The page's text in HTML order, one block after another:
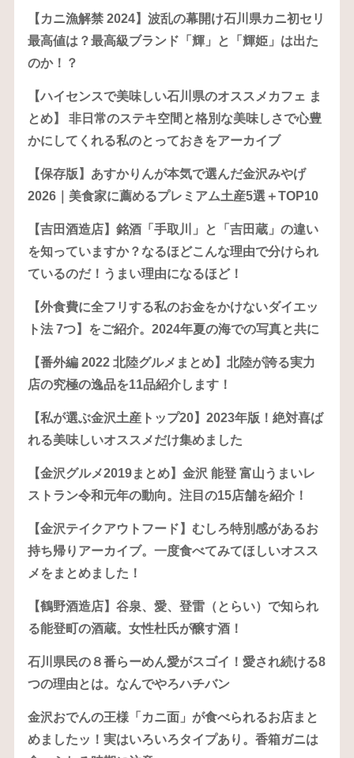
【カニ漁解禁 2024】波乱の幕開け石川県カニ初セリ
最高値は？最高級ブランド「輝」と「輝姫」は出た
のか！？
【ハイセンスで美味しい石川県のオススメカフェ ま
とめ】 非日常のステキ空間と格別な美味しさで心豊
かにしてくれる私のとっておきをアーカイブ
【保存版】あすかりんが本気で選んだ金沢みやげ
2026｜美食家に薦めるプレミアム土産5選＋TOP10
【吉田酒造店】銘酒「手取川」と「吉田蔵」の違い
を知っていますか？なるほどこんな理由で分けられ
ているのだ！うまい理由になるほど！
【外食費に全フリする私のお金をかけないダイエッ
ト法 7つ】をご紹介。2024年夏の海での写真と共に
【番外編 2022 北陸グルメまとめ】北陸が誇る実力
店の究極の逸品を11品紹介します！
【私が選ぶ金沢土産トップ20】2023年版！絶対喜ば
れる美味しいオススメだけ集めました
【金沢グルメ2019まとめ】金沢 能登 富山うまいレ
ストラン令和元年の動向。注目の15店舗を紹介！
【金沢テイクアウトフード】むしろ特別感があるお
持ち帰りアーカイブ。一度食べてみてほしいオスス
メをまとめました！
【鶴野酒造店】谷泉、愛、登雷（とらい）で知られ
る能登町の酒蔵。女性杜氏が醸す酒！
石川県民の８番らーめん愛がスゴイ！愛され続ける8
つの理由とは。なんでやろハチバン
金沢おでんの王様「カニ面」が食べられるお店まと
めましたッ！実はいろいろタイプあり。香箱ガニは